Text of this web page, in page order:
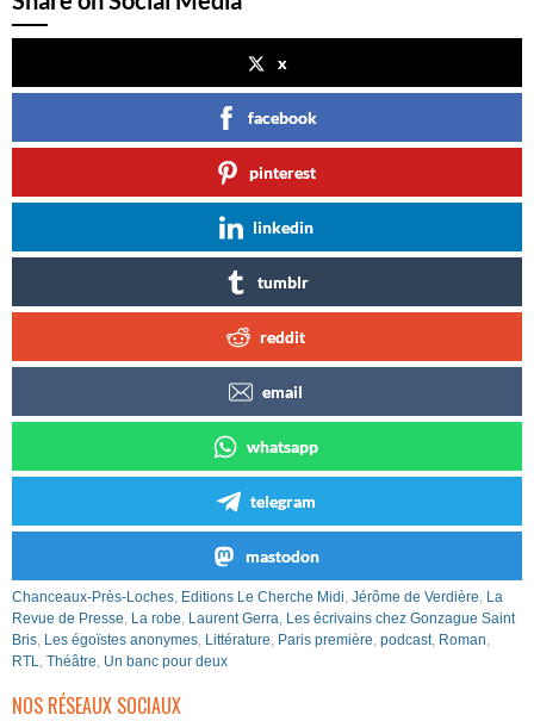
x
facebook
pinterest
linkedin
tumblr
reddit
email
whatsapp
telegram
mastodon
Chanceaux-Près-Loches Editions Le Cherche Midi Jérôme de Verdière La
Revue de Presse La robe Laurent Gerra Les écrivains chez Gonzague Saint
Bris Les égoïstes anonymes Littérature Paris première podcast, Roman
RTL
Théâtre Un banc pour deux
NOS RÉSEAUX SOCIAUX